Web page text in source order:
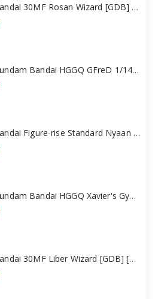
Mô hình Bandai 30MF Rosan Wizard [GDB] [30MF]
Mô hình Gundam Bandai HGGQ GFreD 1/144 [GDB] [BHG]
Mô hình Bandai Figure-rise Standard Nyaan - Gundam GQuuuuuuX [GDB] [FRS]
Mô hình Gundam Bandai HGGQ Xavier's Gyan Hakuji-Packs 1/144 [GDB] [BHG]
Mô hình Bandai 30MF Liber Wizard [GDB] [30MF]